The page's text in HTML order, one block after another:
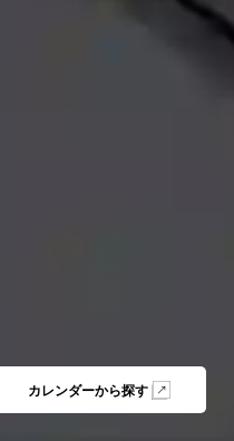
カレンダーから探す